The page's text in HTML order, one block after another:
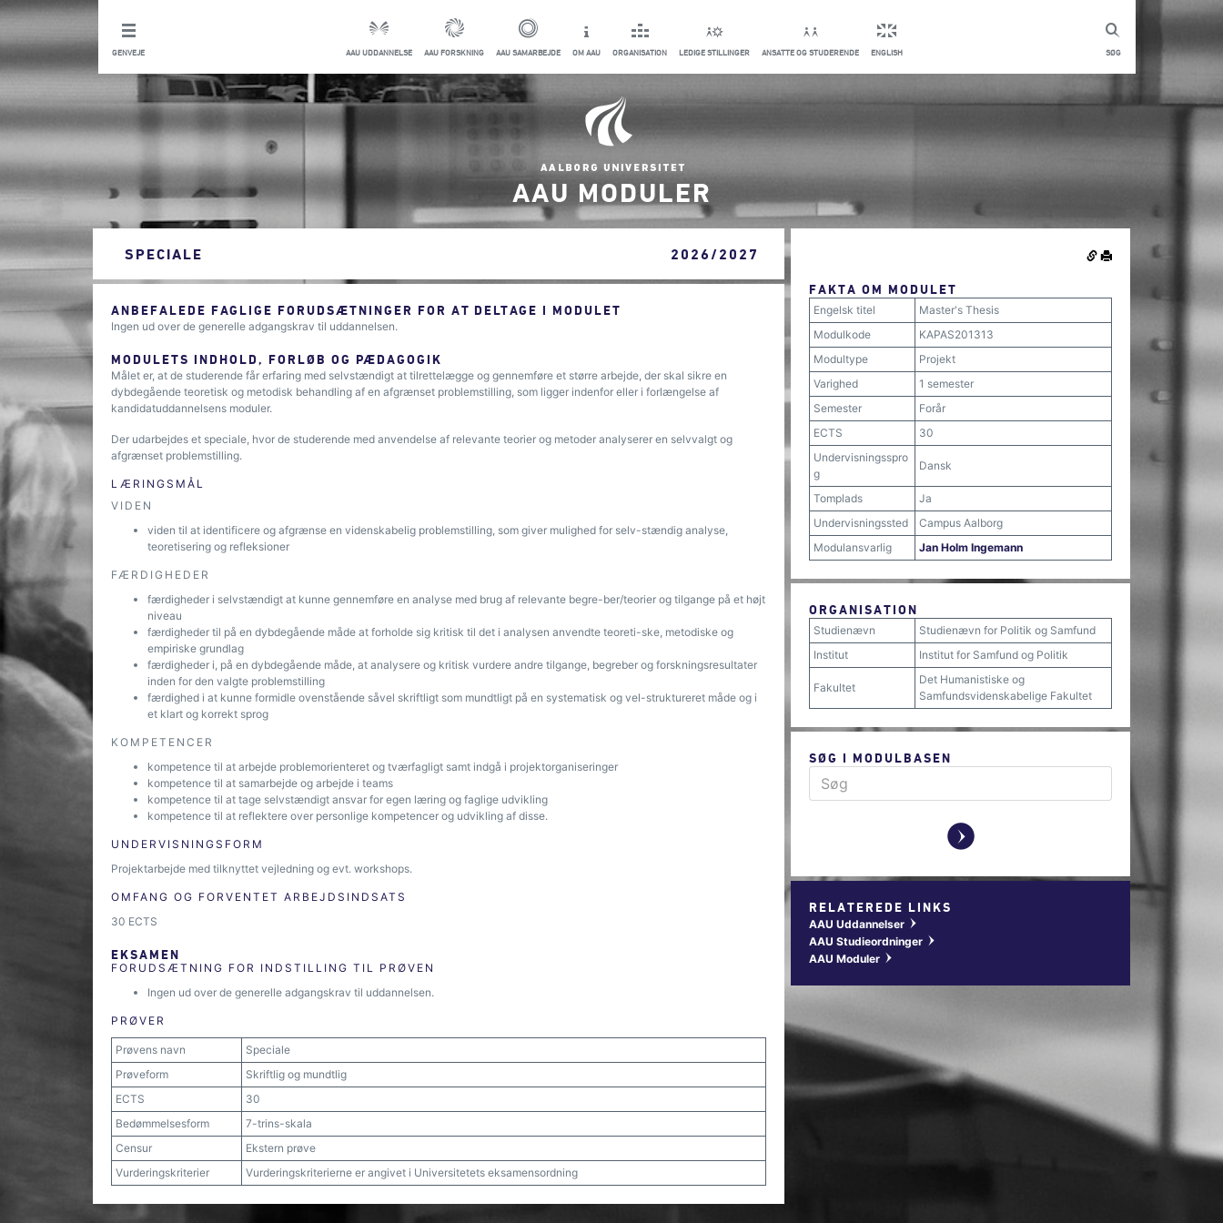
SØG
GENVEJE AAU UDDANNELSE AAU FORSKNING AAU SAMARBEJDE OM AAU ORGANISATION LEDIGE STILLINGER ANSATTE OG STUDERENDE ENGLISH
AAU MODULER
SPECIALE 2026/2027
ANBEFALEDE FAGLIGE FORUDSÆTNINGER FOR AT DELTAGE I MODULET
Ingen ud over de generelle adgangskrav til uddannelsen.
MODULETS INDHOLD, FORLØB OG PÆDAGOGIK
Målet er, at de studerende får erfaring med selvstændigt at tilrettelægge og gennemføre et større arbejde, der skal sikre en
dybdegående teoretisk og metodisk behandling af en afgrænset problemstilling, som ligger indenfor eller i forlængelse af
kandidatuddannelsens moduler.
Der udarbejdes et speciale, hvor de studerende med anvendelse af relevante teorier og metoder analyserer en selvvalgt og
afgrænset problemstilling.
LÆRINGSMÅL
VIDEN
viden til at identificere og afgrænse en videnskabelig problemstilling, som giver mulighed for selv-stændig analyse,
teoretisering og refleksioner
FÆRDIGHEDER
færdigheder i selvstændigt at kunne gennemføre en analyse med brug af relevante begre-ber/teorier og tilgange på et højt
niveau
færdigheder til på en dybdegående måde at forholde sig kritisk til det i analysen anvendte teoreti-ske, metodiske og
empiriske grundlag
færdigheder i, på en dybdegående måde, at analysere og kritisk vurdere andre tilgange, begreber og forskningsresultater
inden for den valgte problemstilling
færdighed i at kunne formidle ovenstående såvel skriftligt som mundtligt på en systematisk og vel-struktureret måde og i
et klart og korrekt sprog
KOMPETENCER
kompetence til at arbejde problemorienteret og tværfagligt samt indgå i projektorganiseringer
kompetence til at samarbejde og arbejde i teams
kompetence til at tage selvstændigt ansvar for egen læring og faglige udvikling
kompetence til at reflektere over personlige kompetencer og udvikling af disse.
UNDERVISNINGSFORM
Projektarbejde med tilknyttet vejledning og evt. workshops.
OMFANG OG FORVENTET ARBEJDSINDSATS
30 ECTS
EKSAMEN
FORUDSÆTNING FOR INDSTILLING TIL PRØVEN
Ingen ud over de generelle adgangskrav til uddannelsen.
PRØVER
Prøvens navn
Speciale
Prøveform
Skriftlig og mundtlig
ECTS
30
Bedømmelsesform
7-trins-skala
Censur
Ekstern prøve
Vurderingskriterier
Vurderingskriterierne er angivet i Universitetets eksamensordning
FAKTA OM MODULET
Engelsk titel
Master's Thesis
Modulkode
KAPAS201313
Modultype
Projekt
Varighed
1 semester
Semester
Forår
ECTS
30
Undervisningsspro
g
Dansk
Tomplads
Ja
Undervisningssted
Campus Aalborg
Modulansvarlig
Jan Holm Ingemann
ORGANISATION
Studienævn
Studienævn for Politik og Samfund
Institut
Institut for Samfund og Politik
Fakultet
Det Humanistiske og
Samfundsvidenskabelige Fakultet
SØG I MODULBASEN
y
RELATEREDE LINKS
AAU Uddannelser w
AAU Studieordninger w
AAU Moduler w